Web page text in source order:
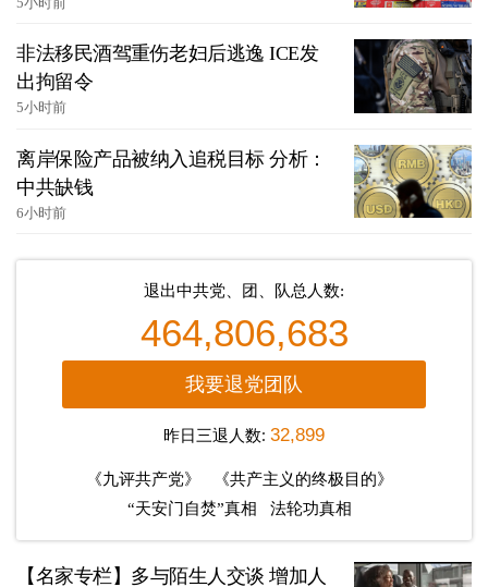
非法移民酒驾重伤老妇后逃逸 ICE发
出拘留令
5小时前
离岸保险产品被纳入追税目标 分析：
中共缺钱
6小时前
退出中共党、团、队总人数:
464,806,683
我要退党团队
昨日三退人数: 32,899
《九评共产党》
《共产主义的终极目的》
“天安门自焚”真相
法轮功真相
【名家专栏】多与陌生人交谈 增加人